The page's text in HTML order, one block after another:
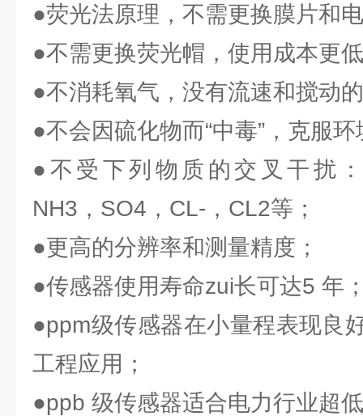
●荧光法原理，不需更换膜片和
●不需更换荧光帽，使用成本更
●不消耗氧气，没有流速和搅动
●不会因硫化物而“中毒”，克服
●不受下列物质的交叉干扰
NH3，SO4，CL-，CL2等；
●更高的分辨率和测量精度；
●传感器使用寿命zui长可达5 年
●ppm级传感器在小量程表现良
工程应用；
●ppb 级传感器适合电力行业超